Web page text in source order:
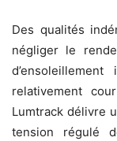
Des qualités
négliger le
relativement
Lumtrack délivre
tension régulé